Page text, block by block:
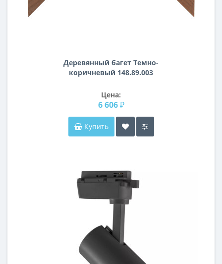
Деревянный багет Темно-
коричневый 148.89.003
Цена:
6 606 ₽
Купить